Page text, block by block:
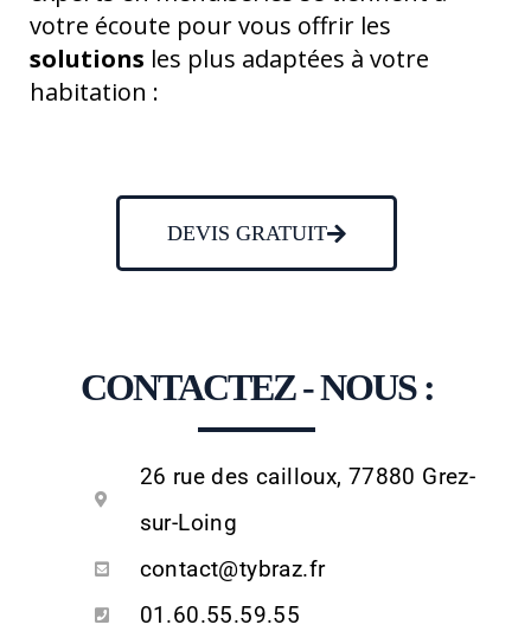
votre écoute pour vous offrir les
solutions les plus adaptées à votre
habitation :
DEVIS GRATUIT
CONTACTEZ - NOUS :
26 rue des cailloux, 77880 Grez-
sur-Loing
contact@tybraz.fr
01.60.55.59.55